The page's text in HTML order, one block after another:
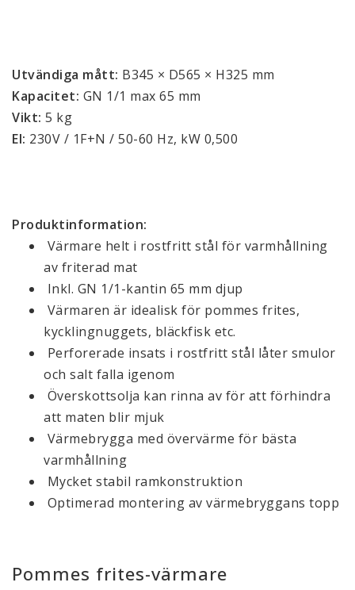
Utvändiga mått: B345 × D565 × H325 mm
Kapacitet: GN 1/1 max 65 mm
Vikt: 5 kg
El: 230V / 1F+N / 50-60 Hz, kW 0,500
Produktinformation:
Värmare helt i rostfritt stål för varmhållning
av friterad mat
Inkl. GN 1/1-kantin 65 mm djup
Värmaren är idealisk för pommes frites,
kycklingnuggets, bläckfisk etc.
Perforerade insats i rostfritt stål låter smulor
och salt falla igenom
Överskottsolja kan rinna av för att förhindra
att maten blir mjuk
Värmebrygga med övervärme för bästa
varmhållning
Mycket stabil ramkonstruktion
Optimerad montering av värmebryggans topp
Pommes frites-värmare